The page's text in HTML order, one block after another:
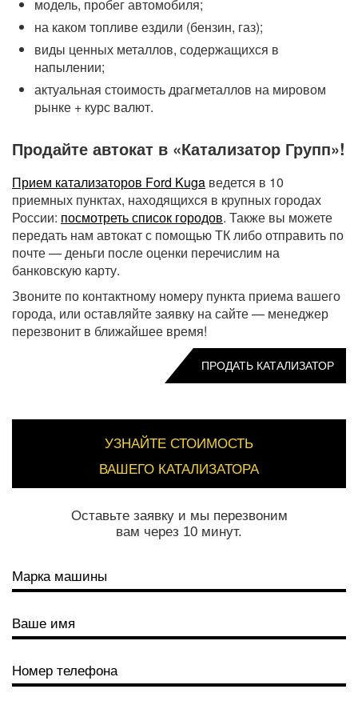
модель, пробег автомобиля;
на каком топливе ездили (бензин, газ);
виды ценных металлов, содержащихся в
напылении;
актуальная стоимость драгметаллов на мировом
рынке + курс валют.
Продайте автокат в «Катализатор Групп»!
Прием катализаторов Ford Kuga ведется в 10
приемных пунктах, находящихся в крупных городах
России: посмотреть список городов. Также вы можете
передать нам автокат с помощью ТК либо отправить по
почте — деньги после оценки перечислим на
банковскую карту.
Звоните по контактному номеру пункта приема вашего
города, или оставляйте заявку на сайте — менеджер
перезвонит в ближайшее время!
ПРОДАТЬ КАТАЛИЗАТОР
УЗНАЙТЕ СТОИМОСТЬ
ВАШЕГО КАТАЛИЗАТОРА
Оставьте заявку и мы перезвоним
вам через 10 минут.